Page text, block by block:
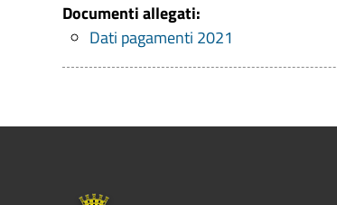
Documenti allegati:
Dati pagamenti 2021